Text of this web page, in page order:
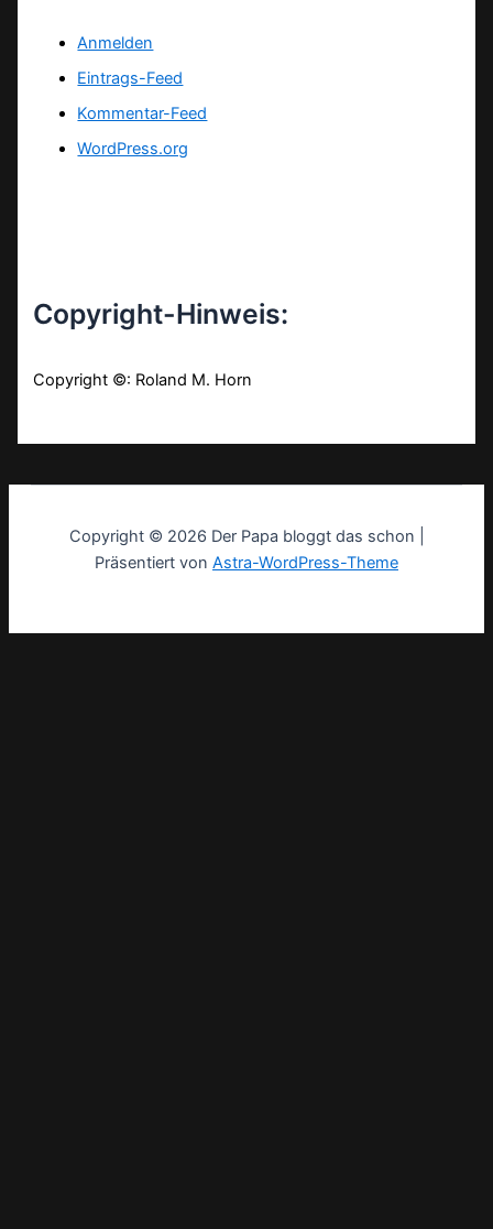
Anmelden
Eintrags-Feed
Kommentar-Feed
WordPress.org
Copyright-Hinweis:
Copyright ©: Roland M. Horn
Copyright © 2026 Der Papa bloggt das schon |
Präsentiert von Astra-WordPress-Theme